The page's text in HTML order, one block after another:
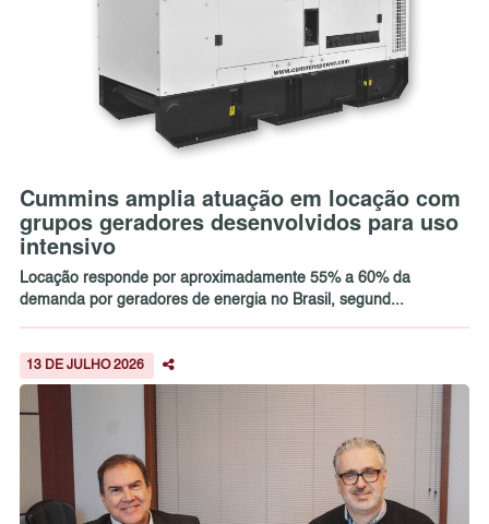
Cummins amplia atuação em locação com
grupos geradores desenvolvidos para uso
intensivo
Locação responde por aproximadamente 55% a 60% da
demanda por geradores de energia no Brasil, segund...
13 DE JULHO 2026